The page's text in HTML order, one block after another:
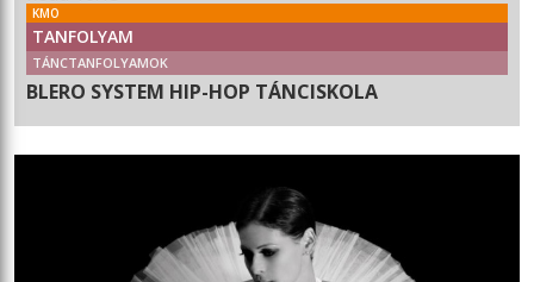
KMO
TANFOLYAM
TÁNCTANFOLYAMOK
BLERO SYSTEM HIP-HOP TÁNCISKOLA